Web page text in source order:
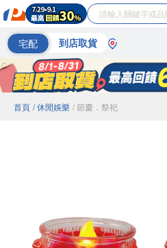
宅配 到店取貨
首頁 / 休閒娛樂 / 節慶．祭祀